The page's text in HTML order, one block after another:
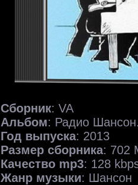
Сборник: VA
Альбом: Радио
Год выпуска: 2013
Размер сборника: 702
Качество mp3: 128
Жанр музыки: Шансон